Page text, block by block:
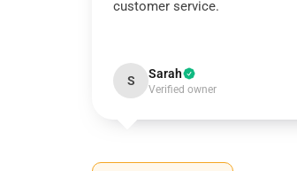
customer service.
S Sarah
Verified owner